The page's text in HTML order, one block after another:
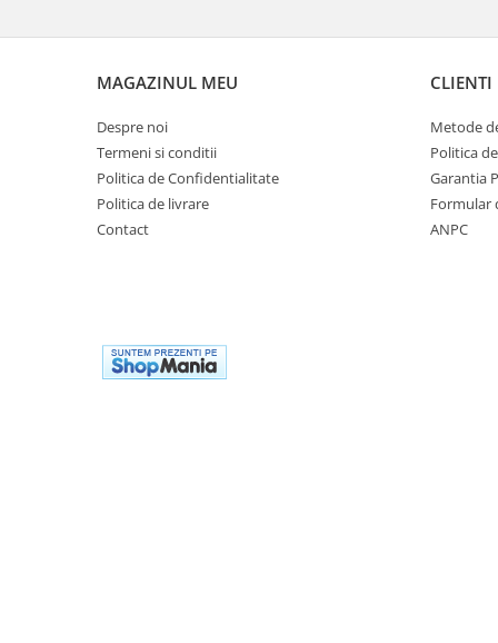
MAGAZINUL MEU
Despre noi
Termeni si conditii
Politica de Confidentialitate
Politica de livrare
Contact
CLIENTI
Metode
Politica
Garantia
Formular
ANPC